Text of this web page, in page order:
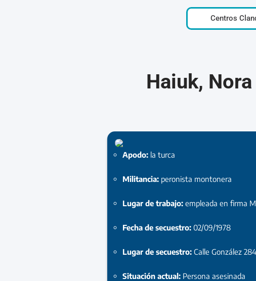
Centros
Haiuk,
Apodo: la turca
Militancia: peronista montonera
Lugar de trabajo:empleada en firma
Fecha de secuestro:02/09/1978
Lugar de secuestro:Calle González
Situación actual: Persona asesinada